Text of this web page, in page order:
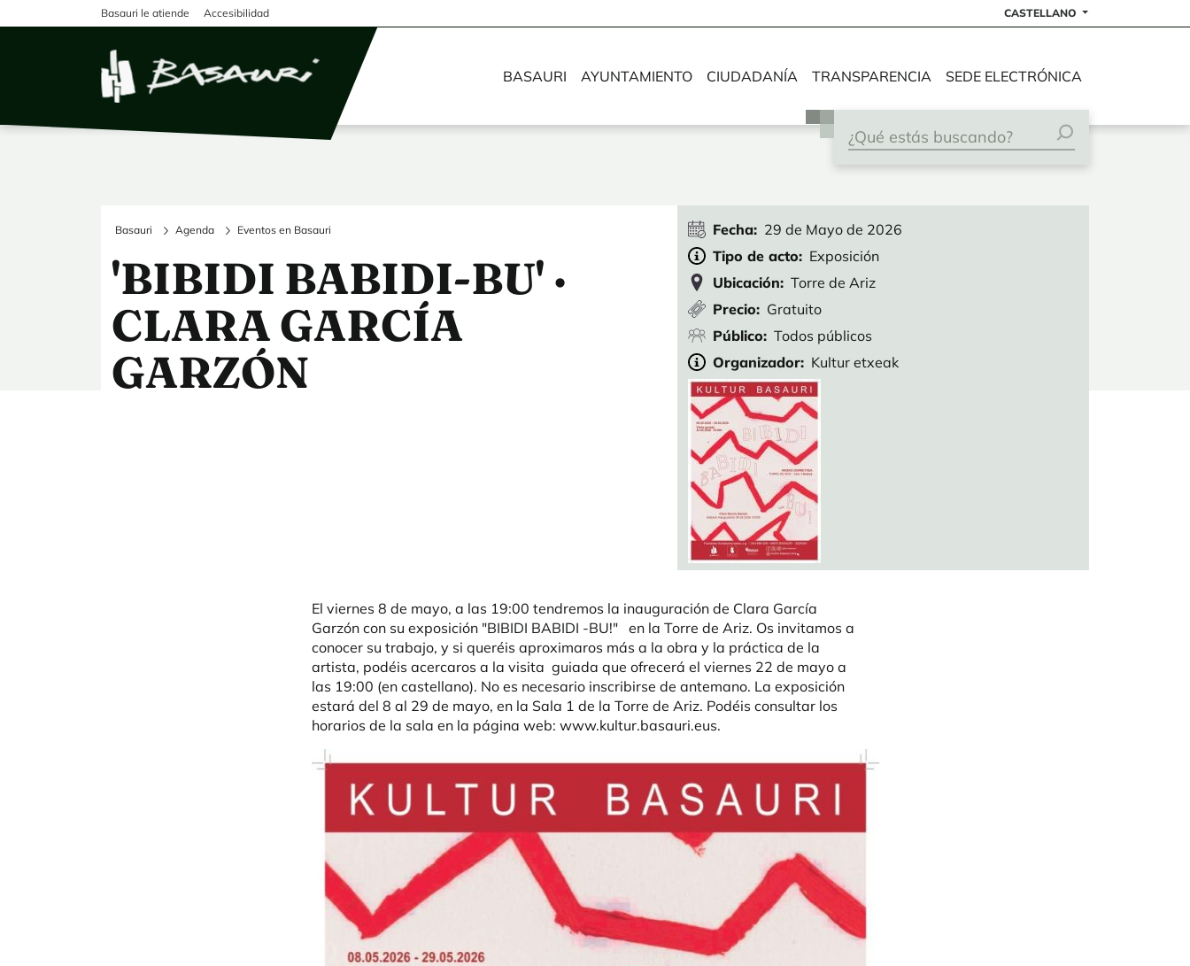
Pasar al contenido principal
Basauri le atiende Accesibilidad CASTELLANO
BASAURI AYUNTAMIENTO CIUDADANÍA TRANSPARENCIA SEDE ELECTRÓNICA
Basauri Agenda Eventos en Basauri
'BIBIDI BABIDI-BU' ·
CLARA GARCÍA
GARZÓN
Fecha
29 de Mayo de 2026
Tipo de acto
Exposición
Ubicación
Torre de Ariz
Precio
Gratuito
Público
Todos públicos
Organizador
Kultur etxeak
El viernes 8 de mayo, a las 19:00 tendremos la inauguración de Clara García
Garzón con su exposición "BIBIDI BABIDI -BU!" en la Torre de Ariz. Os invitamos a
conocer su trabajo, y si queréis aproximaros más a la obra y la práctica de la
artista, podéis acercaros a la visita guiada que ofrecerá el viernes 22 de mayo a
las 19:00 (en castellano). No es necesario inscribirse de antemano. La exposición
estará del 8 al 29 de mayo, en la Sala 1 de la Torre de Ariz. Podéis consultar los
horarios de la sala en la página web: www.kultur.basauri.eus.